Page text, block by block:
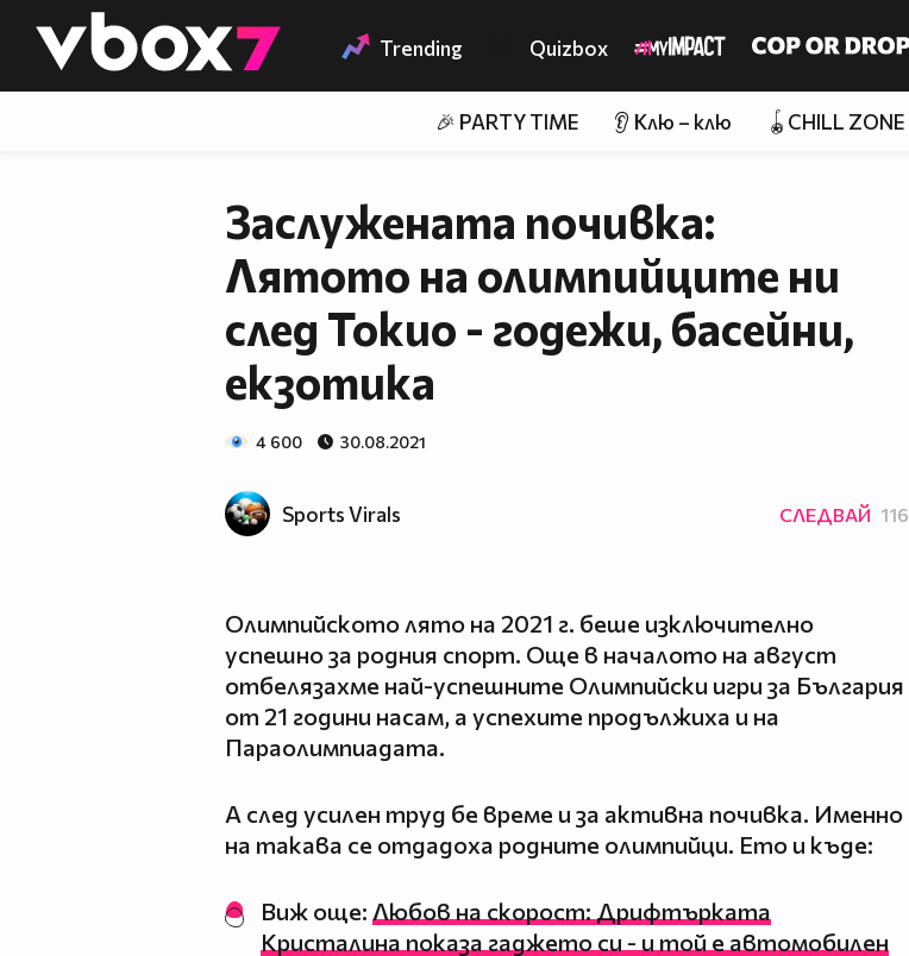
👾 Trending Quizbox
🎉 PARTY TIME 👂 Клю – клю 🪀CHILL ZONE
Заслужената почивка:
Лятото на олимпийците ни
след Токио - годежи, басейни,
екзотика
4 600 30.08.2021
Sports Virals СЛЕДВАЙ 116
Олимпийското лято на 2021 г. беше изключително
успешно за родния спорт. Още в началото на август
отбелязахме най-успешните Олимпийски игри за България
от 21 години насам, а успехите продължиха и на
Параолимпиадата.
А след усилен труд бе време и за активна почивка. Именно
на такава се отдадоха родните олимпийци. Ето и къде:
Виж още: Любов на скорост: Дрифтърката
Кристалина показа гаджето си - и той е автомобилен